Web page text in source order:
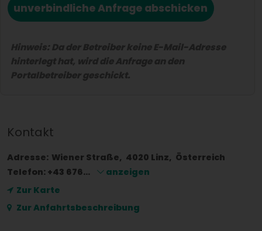
unverbindliche Anfrage abschicken
Hinweis: Da der Betreiber keine E-Mail-Adresse
hinterlegt hat, wird die Anfrage an den
Portalbetreiber geschickt.
Kontakt
Adresse: Wiener Straße 4020 Linz
Österreich
Telefon: +43 676...
anzeigen
Zur Karte
Zur Anfahrtsbeschreibung